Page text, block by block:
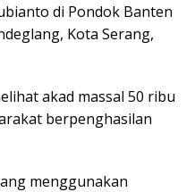
di Pondok Banten
Kota Serang,
akad massal 50 ribu
berpenghasilan
menggunakan